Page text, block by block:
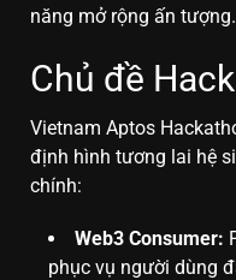
năng mở rộng ấn tượng.
Chủ đề
Vietnam Aptos
định hình tương lai hệ
chính:
Web3 Consumer:
phục vụ người dùng